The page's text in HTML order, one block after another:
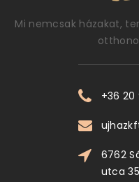
Mi nemcsak házakat,
+36 20
6762
utca 35